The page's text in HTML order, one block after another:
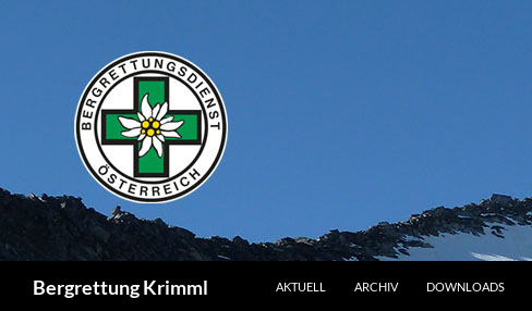
Bergrettung Krimml AKTUELL ARCHIV DOWNLOADS